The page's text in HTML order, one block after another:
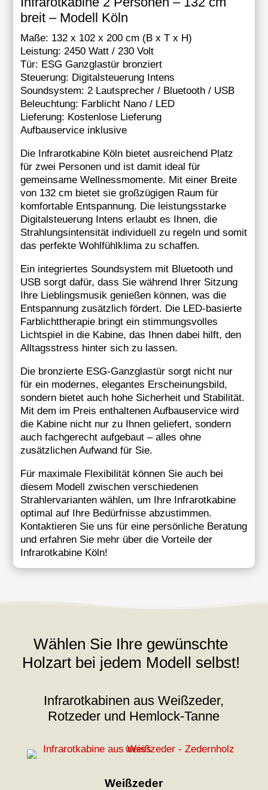
breit – Modell Köln
Maße: 132 x 102 x 200 cm (B x T x H)
Leistung: 2450 Watt / 230 Volt
Tür: ESG Ganzglastür bronziert
Steuerung: Digitalsteuerung Intens
Soundsystem: 2 Lautsprecher / Bluetooth / USB
Beleuchtung: Farblicht Nano / LED
Lieferung: Kostenlose Lieferung
Aufbauservice inklusive
Die Infrarotkabine Köln bietet ausreichend Platz
für zwei Personen und ist damit ideal für
gemeinsame Wellnessmomente. Mit einer Breite
von 132 cm bietet sie großzügigen Raum für
komfortable Entspannung. Die leistungsstarke
Digitalsteuerung Intens erlaubt es Ihnen, die
Strahlungsintensität individuell zu regeln und somit
das perfekte Wohlfühlklima zu schaffen.
Ein integriertes Soundsystem mit Bluetooth und
USB sorgt dafür, dass Sie während Ihrer Sitzung
Ihre Lieblingsmusik genießen können, was die
Entspannung zusätzlich fördert. Die LED-basierte
Farblichttherapie bringt ein stimmungsvolles
Lichtspiel in die Kabine, das Ihnen dabei hilft, den
Alltagsstress hinter sich zu lassen.
Die bronzierte ESG-Ganzglastür sorgt nicht nur
für ein modernes, elegantes Erscheinungsbild,
sondern bietet auch hohe Sicherheit und Stabilität.
Mit dem im Preis enthaltenen Aufbauservice wird
die Kabine nicht nur zu Ihnen geliefert, sondern
auch fachgerecht aufgebaut – alles ohne
zusätzlichen Aufwand für Sie.
Für maximale Flexibilität können Sie auch bei
diesem Modell zwischen verschiedenen
Strahlervarianten wählen, um Ihre Infrarotkabine
optimal auf Ihre Bedürfnisse abzustimmen.
Kontaktieren Sie uns für eine persönliche Beratung
und erfahren Sie mehr über die Vorteile der
Infrarotkabine Köln!
Wählen Sie Ihre gewünschte
Holzart bei jedem Modell selbst!
Infrarotkabinen aus Weißzeder,
Rotzeder und Hemlock-Tanne
Weißzeder